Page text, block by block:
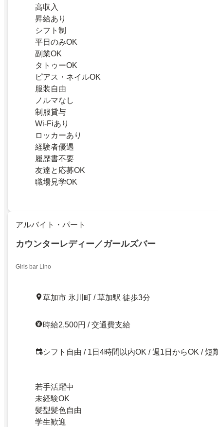
高収入
昇給あり
シフト制
平日のみOK
副業OK
タトゥーOK
ピアス・ネイルOK
服装自由
ノルマなし
制服貸与
Wi-Fiあり
ロッカーあり
経験者優遇
履歴書不要
友達と応募OK
職場見学OK
アルバイト・パート
カウンターレディー／ガールズバー
Girls bar Lino
草加市 氷川町 / 草加駅 徒歩3分
時給2,500円 / 交通費支給
シフト自由 / 1日4時間以内OK / 週1日からOK / 短
若手活躍中
未経験OK
髪型髪色自由
学生歓迎